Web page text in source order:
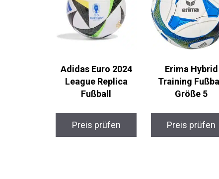
Adidas Euro 2024
League Replica
Fußball
Preis prüfen
Erima Hybrid
Training
Größe 5
Preis prüfen